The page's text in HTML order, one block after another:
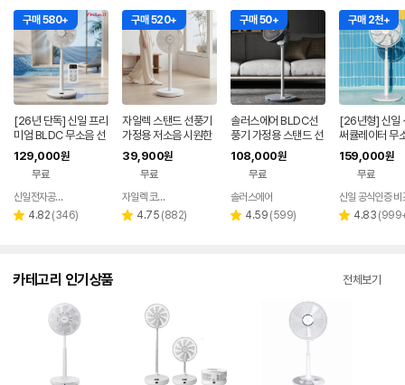
구매 580+
[26년 단독] 신일 프리
미엄 BLDC 무소음 선
풍기 35cm 서큘레이
터 아이보리
129,000원
무료
페이
신일전자공식인증 베스트바이
별 4.82 리
(346)
구매 520+
자일렉 스탠드 선풍기
가정용 저소음 시원한
사무실 리모컨 써큘레
이터 ZL-224RC
39,900원
무료
페이
자일렉 코리아
별 4.75 리
(882)
구매 50+
솔러스에어 BLDC선
풍기 가정용 스탠드 선
풍기 사무실 무소음
108,000원
무료
페이
솔러스에어
별 4.59 리
(599)
구매 2천+
[26년형] 신일
써큘레이터 무
탠드 BLDC 서
터 저소음
159,000원
무료
별 4.83 리
(
카테고리 인기상품 전체보기